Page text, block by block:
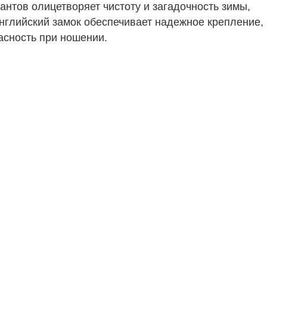
олицетворяет чистоту и загадочность зимы,
замок обеспечивает надежное крепление,
при ношении.